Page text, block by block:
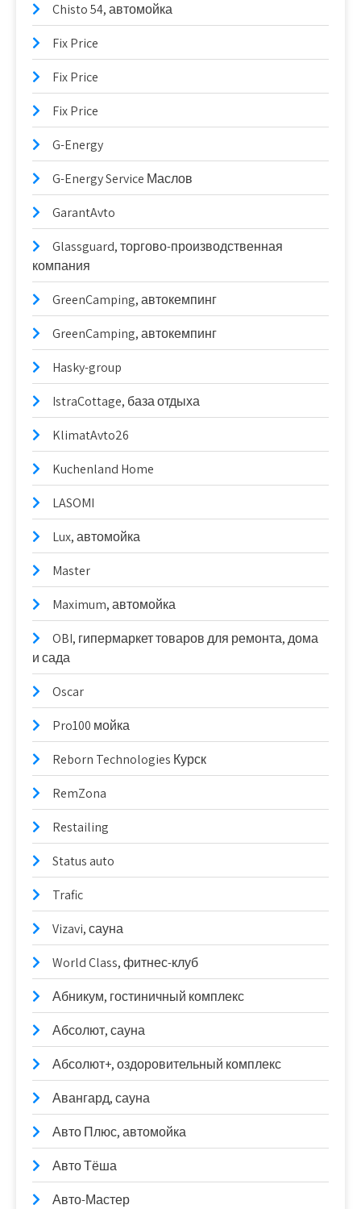
Chisto 54, автомойка
Fix Price
Fix Price
Fix Price
G-Energy
G-Energy Service Маслов
GarantAvto
Glassguard, торгово-производственная
компания
GreenCamping, автокемпинг
GreenCamping, автокемпинг
Hasky-group
IstraCottage, база отдыха
KlimatAvto26
Kuchenland Home
LASOMI
Lux, автомойка
Master
Maximum, автомойка
OBI, гипермаркет товаров для ремонта, дома
и сада
Oscar
Pro100 мойка
Reborn Technologies Курск
RemZona
Restailing
Status auto
Trafic
Vizavi, сауна
World Class, фитнес-клуб
Абникум, гостиничный комплекс
Абсолют, сауна
Абсолют+, оздоровительный комплекс
Авангард, сауна
Авто Плюс, автомойка
Авто Тёша
Авто-Мастер